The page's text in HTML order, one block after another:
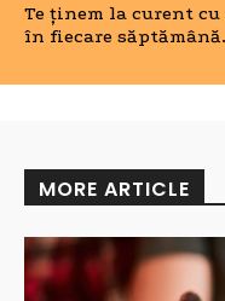
Te ținem la curent
în fiecare săptămână.
MORE ARTICLE